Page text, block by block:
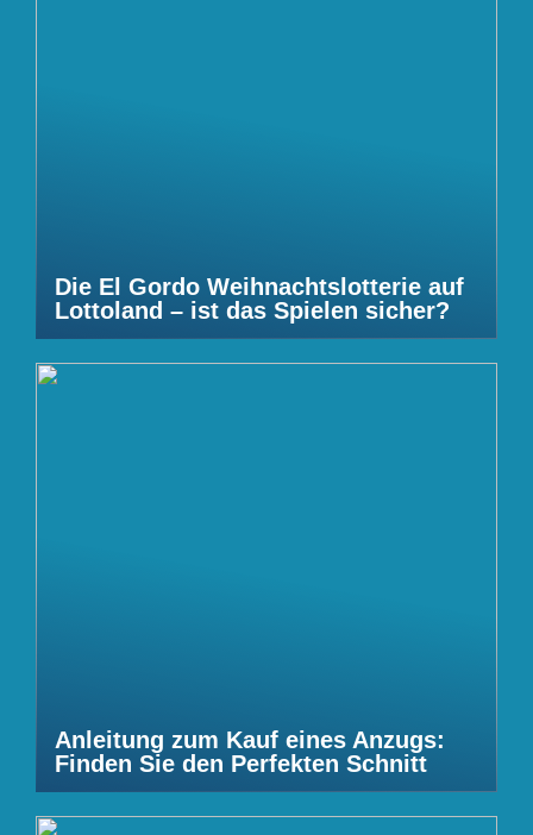
Die El Gordo Weihnachtslotterie auf
Lottoland – ist das Spielen sicher?
Anleitung zum Kauf eines Anzugs:
Finden Sie den Perfekten Schnitt